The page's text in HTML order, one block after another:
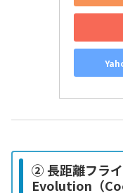
② 長距離フラ
Evolution（